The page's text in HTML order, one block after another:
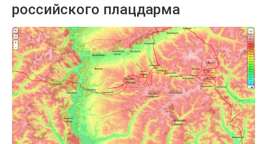
российского плацдарма